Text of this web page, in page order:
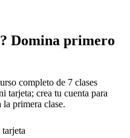
Domina primero
completo de 7 clases
tarjeta; crea tu cuenta para
primera clase.
tarjeta